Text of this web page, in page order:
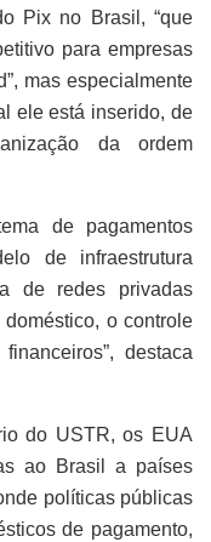
Pix no Brasil, “que
para empresas
mas especialmente
ele está inserido, de
da ordem
de pagamentos
de infraestrutura
de redes privadas
o controle
destaca
do USTR, os EUA
ao Brasil a países
políticas públicas
de pagamento,